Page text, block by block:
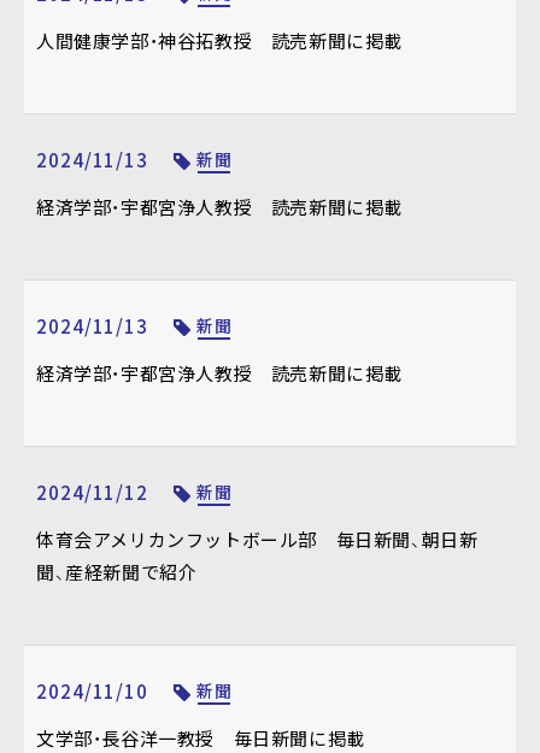
人間健康学部・神谷拓教授 読売新聞に掲載
2024/11/13 新聞
経済学部・宇都宮浄人教授 読売新聞に掲載
2024/11/13 新聞
経済学部・宇都宮浄人教授 読売新聞に掲載
2024/11/12 新聞
体育会アメリカンフットボール部 毎日新聞、朝日新
聞、産経新聞で紹介
2024/11/10 新聞
文学部・長谷洋一教授 毎日新聞に掲載